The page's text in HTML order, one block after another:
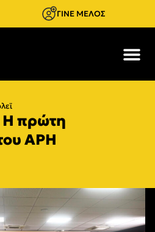
ΓΙΝΕ ΜΕΛΟΣ
Η πρώτη
ΑΡΗ